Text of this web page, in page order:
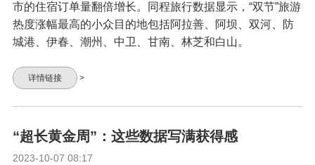
市的住宿订单量翻倍增长。同程旅行数据显示，“双节”旅游
热度涨幅最高的小众目的地包括阿拉善、阿坝、双河、防
城港、伊春、潮州、中卫、甘南、林芝和白山。
详情链接 >
“超长黄金周”：这些数据写满获得感
2023-10-07 08:17